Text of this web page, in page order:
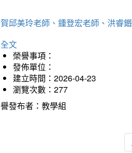
邱美玲老師、鍾登宏老師、洪睿
文
榮譽事項：
發佈單位：
建立時間：2026-04-23
瀏覽次數：277
發布者：教學組